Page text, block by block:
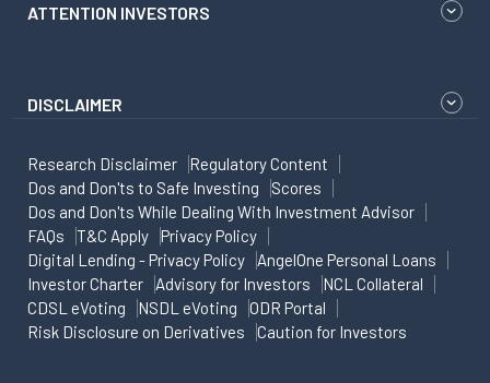
ATTENTION INVESTORS
DISCLAIMER
Research Disclaimer
Regulatory Content
Dos and Don'ts to Safe Investing
Scores
Dos and Don'ts While Dealing With Investment Advisor
FAQs
T&C Apply
Privacy Policy
Digital Lending - Privacy Policy
AngelOne Personal Loans
Investor Charter
Advisory for Investors
NCL Collateral
CDSL eVoting
NSDL eVoting
ODR Portal
Risk Disclosure on Derivatives
Caution for Investors